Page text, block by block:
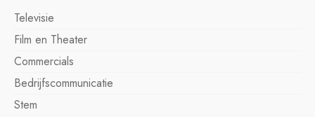
Televisie
Film en Theater
Commercials
Bedrijfscommunicatie
Stem